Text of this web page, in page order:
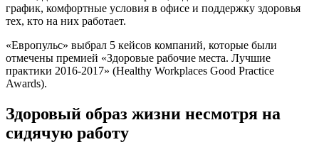
график, комфортные условия в офисе и поддержку здоровья
тех, кто на них работает.
«Европульс» выбрал 5 кейсов компаний, которые были
отмечены премией «Здоровые рабочие места. Лучшие
практики 2016-2017» (Healthy Workplaces Good Practice
Awards).
Здоровый образ жизни несмотря на
сидячую работу